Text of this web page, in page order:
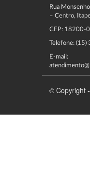
Rua
– Centro,
CEP: 18200-
Telefone:
E-mail:
© Copyright